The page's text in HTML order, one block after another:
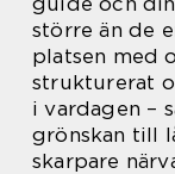
större än de
platsen med
strukturerat
i vardagen –
grönskan till
skarpare